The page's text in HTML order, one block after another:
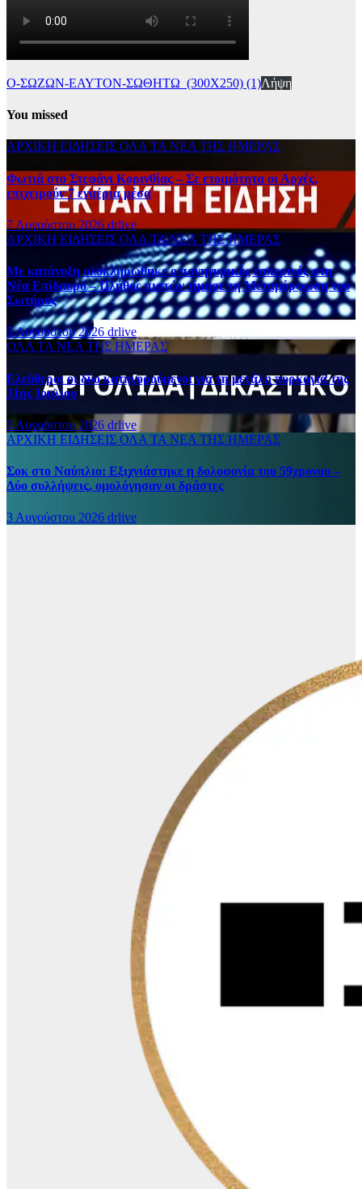
Ο-ΣΩΖΩΝ-ΕΑΥΤΟΝ-ΣΩΘΗΤΩ_(300Χ250) (1)Λήψη
You missed
ΑΡΧΙΚΗ ΕΙΔΗΣΕΙΣ ΟΛΑ ΤΑ ΝΕΑ ΤΗΣ ΗΜΕΡΑΣ
Φωτιά στο Στεφάνι Κορινθίας – Σε ετοιμότητα οι Αρχές,
επιχειρούν 7 εναέρια μέσα
7 Αυγούστου 2026drlive
ΑΡΧΙΚΗ ΕΙΔΗΣΕΙΣ ΟΛΑ ΤΑ ΝΕΑ ΤΗΣ ΗΜΕΡΑΣ
Με κατάνυξη ολοκληρώθηκε ο πανηγυρικός εσπερινός στη
Νέα Επίδαυρο – Πλήθος πιστών τίμησε τη Μεταμόρφωση του
Σωτήρος
5 Αυγούστου 2026 drlive
ΟΛΑ ΤΑ ΝΕΑ ΤΗΣ ΗΜΕΡΑΣ
Ελεύθεροι οι δύο κατηγορούμενοι για τη μεγάλη πυρκαγιά της
31ης Ιουλίου
5 Αυγούστου 2026 drlive
ΑΡΧΙΚΗ ΕΙΔΗΣΕΙΣ ΟΛΑ ΤΑ ΝΕΑ ΤΗΣ ΗΜΕΡΑΣ
Σοκ στο Ναύπλιο: Εξιχνιάστηκε η δολοφονία του 59χρονου –
Δύο συλλήψεις, ομολόγησαν οι δράστες
3 Αυγούστου 2026 drlive